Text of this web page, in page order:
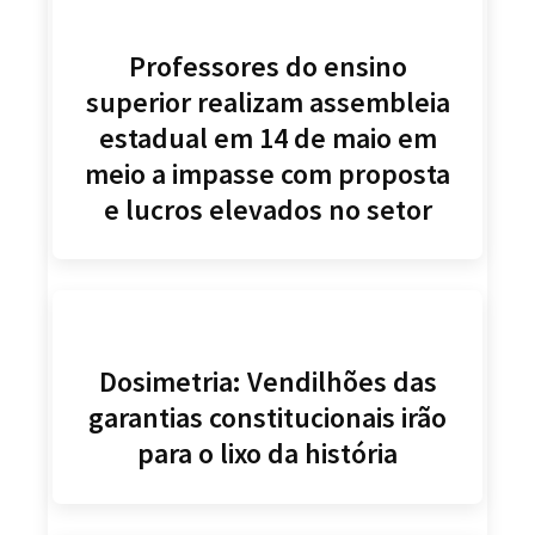
Professores do ensino
superior realizam assembleia
estadual em 14 de maio em
meio a impasse com proposta
e lucros elevados no setor
Dosimetria: Vendilhões das
garantias constitucionais irão
para o lixo da história